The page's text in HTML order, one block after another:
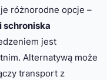
różnorodne opcje –
schroniska
jest
Alternatywą może
transport z